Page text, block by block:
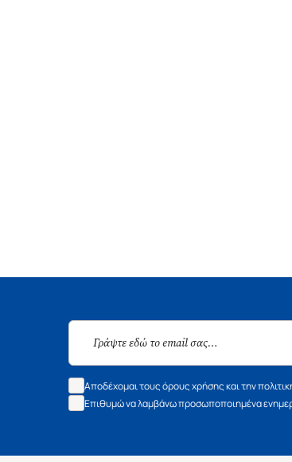
Αποδέχομαι τους όρους χρήσης και την
Επιθυμώ να λαμβάνω προσωποποιημένα